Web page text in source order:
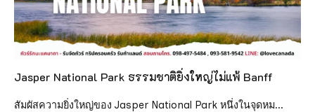
Jasper National Park ธรรมชาติยิ่งใหญ่ไม่แพ้ Banff
สัมผัสความยิ่งใหญ่ของ Jasper National Park หนึ่งในจุดหม...